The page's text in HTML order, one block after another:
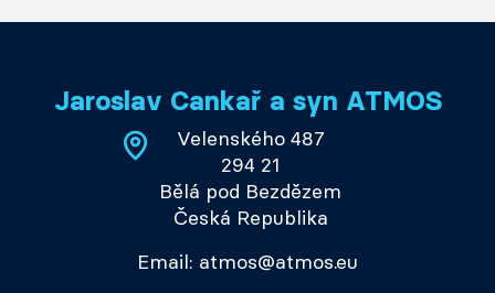
Jaroslav Cankař a syn ATMOS
Velenského 487
294 21
Bělá pod Bezdězem
Česká Republika
Email: atmos@atmos.eu